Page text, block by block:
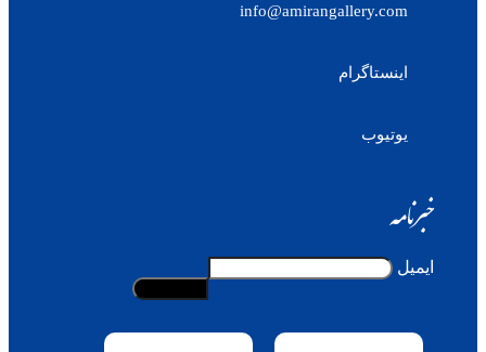
info@amirangallery.com
اینستاگرام
یوتیوب
خبرنامه
ایمیل